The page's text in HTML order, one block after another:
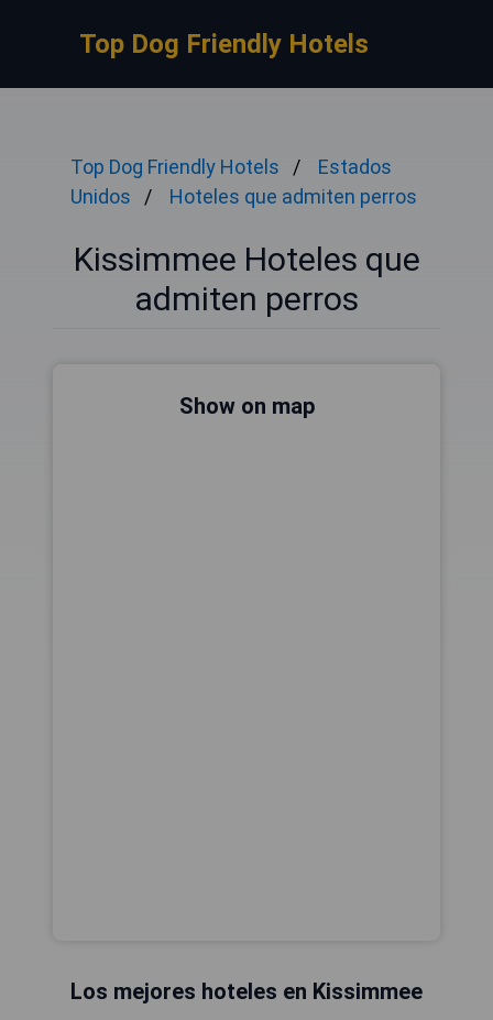
Top Dog Friendly Hotels
Top Dog Friendly Hotels
Estados
Unidos
Hoteles que admiten perros
Kissimmee Hoteles que
admiten perros
Show on map
Los mejores hoteles en Kissimmee